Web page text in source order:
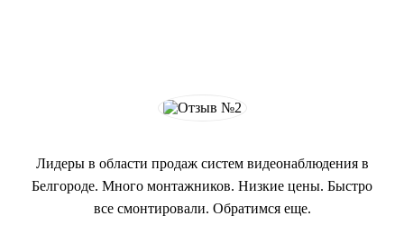
Лидеры в области продаж систем видеонаблюдения в
Белгороде. Много монтажников. Низкие цены. Быстро
все смонтировали. Обратимся еще.